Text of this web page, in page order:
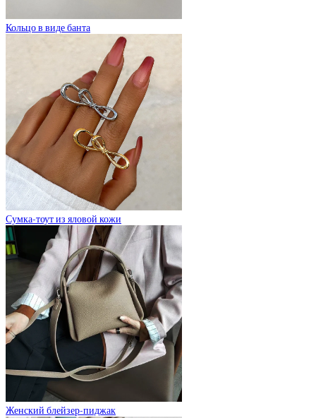
Кольцо в виде банта
Сумка-тоут из яловой кожи
Женский блейзер-пиджак